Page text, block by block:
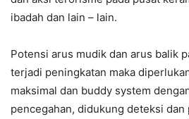
ibadah dan lain – lain.
Potensi arus mudik dan arus balik
terjadi peningkatan maka
maksimal dan buddy system
pencegahan, didukung deteksi dan